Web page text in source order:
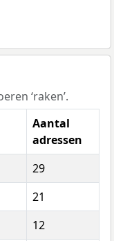
‘raken’.
Aantal
adressen
29
21
12